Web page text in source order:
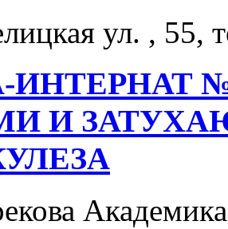
ул. , 55,
И